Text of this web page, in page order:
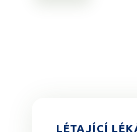
LÉTAJÍCÍ